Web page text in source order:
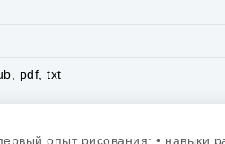
pdf, txt
опыт рисования; • навыки